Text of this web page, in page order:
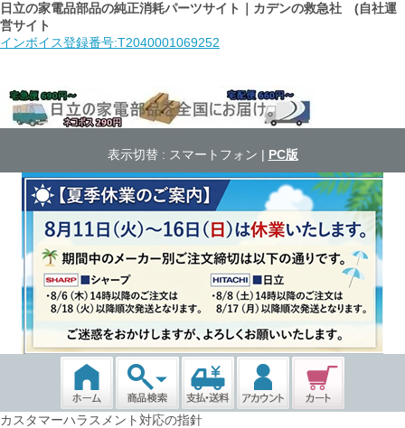
日立の家電品部品の純正消耗パーツサイト｜カデンの救急社 (自社運
営サイト
インボイス登録番号:T2040001069252
表示切替 : スマートフォン | PC版
カスタマーハラスメント対応の指針